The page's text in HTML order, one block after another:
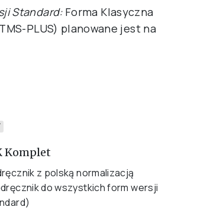
Standard:Forma Klasyczna
PLUS) planowane jest na
Komplet
z polską normalizacją
do wszystkich form wersji